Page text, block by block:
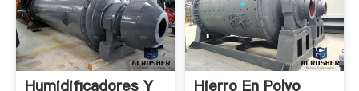
Humidificadores Y
Hierro En Polvo